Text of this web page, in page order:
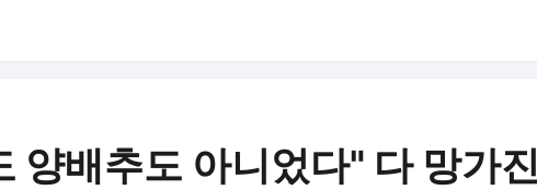
양배추도 아니었다" 다 망가진